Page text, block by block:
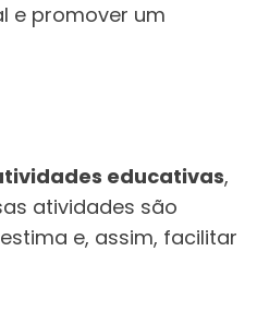
e promover um
educativas,
atividades são
e, assim, facilitar